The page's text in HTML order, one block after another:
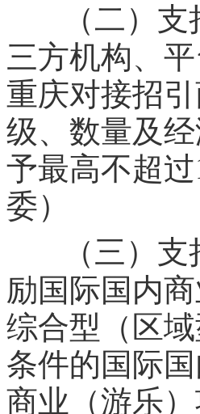
（二）
三方机构、
重庆对接招
级、数量及
予最高不超过
委）
（三）
励国际国内
综合型（区
条件的国际
商业（游乐